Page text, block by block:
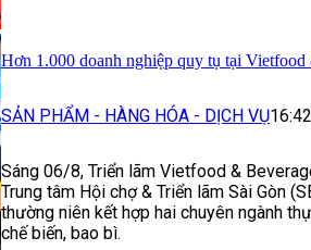
Hơn 1.000 doanh nghiệp quy tụ tại
SẢN PHẨM - HÀNG HÓA - DỊCH VỤ16:42
Sáng 06/8, Triển lãm Vietfood &
Trung tâm Hội chợ & Triển lãm Sài Gòn
thường niên kết hợp hai chuyên ngành
chế biến, bao bì.